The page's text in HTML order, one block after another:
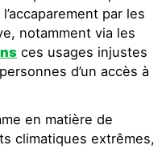
par les
notamment via les
ces usages injustes
d’un accès à
en matière de
climatiques extrêmes,